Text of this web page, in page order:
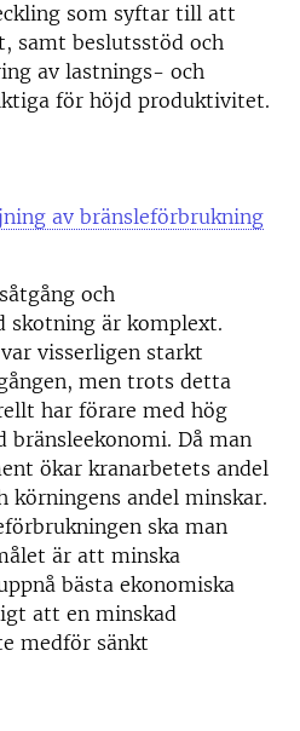
som syftar till att
samt beslutsstöd och
av lastnings- och
för höjd produktivitet.
av bränsleförbrukning
och
skotning är komplext.
visserligen starkt
men trots detta
har förare med hög
Då man
ökar kranarbetets andel
körningens andel minskar.
ska man
är att minska
bästa ekonomiska
att en minskad
medför sänkt